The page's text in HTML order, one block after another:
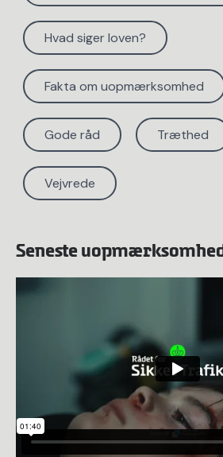
Hvad siger loven?
Fakta om uopmærksomhed
Gode råd Træthed
Vejvrede
Seneste